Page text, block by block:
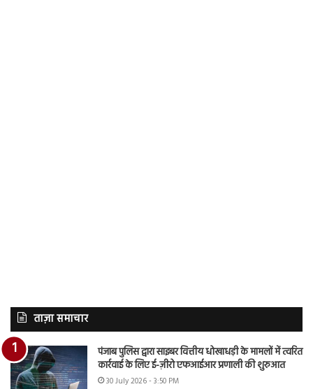
ताज़ा समाचार
पंजाब पुलिस द्वारा साइबर वित्तीय धोखाधड़ी के मामलों में त्वरित
कार्रवाई के लिए ई-ज़ीरो एफआईआर प्रणाली की शुरुआत
30 July 2026 - 3:50 PM